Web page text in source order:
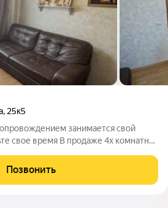
, 25к5
занимается свой
свое время В продаже 4х комнатная
комнаты обеспечивают
для всех
Позвонить